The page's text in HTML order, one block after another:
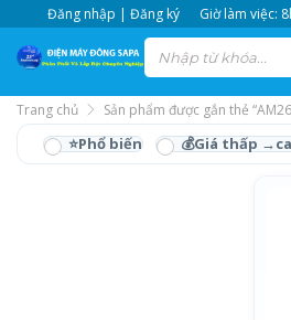
Đăng nhập | Đăng ký Giờ làm việc:
Trang chủ Sản phẩm được gắn thẻ